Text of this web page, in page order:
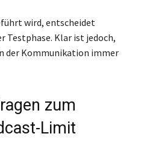
wird, entscheidet
Testphase. Klar ist jedoch,
der Kommunikation immer
zum
Limit